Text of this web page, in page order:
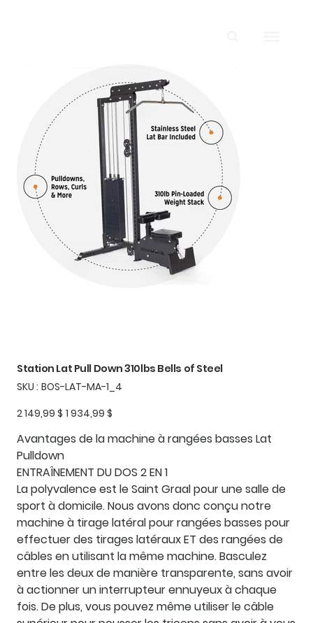
Station Lat Pull Down 310lbs Bells of Steel
SKU : SKU
BOS-
1_4
BOS-LAT-MA-1_4
Prix
d’origine
2 149,99 $ Prix
promotionnel
1 934,99 $
Avantages de la machine à rangées basses Lat
Pulldown
ENTRAÎNEMENT DU DOS 2 EN 1
La polyvalence est le Saint Graal pour une salle de
sport à domicile. Nous avons donc conçu notre
machine à tirage latéral pour rangées basses pour
effectuer des tirages latéraux ET des rangées de
câbles en utilisant la même machine. Basculez
entre les deux de manière transparente, sans avoir
à actionner un interrupteur ennuyeux à chaque
fois. De plus, vous pouvez même utiliser le câble